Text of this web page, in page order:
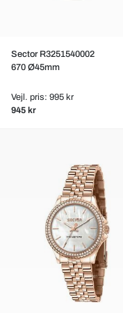
Sector R3251540002
670 Ø45mm
Vejl. pris: 995 kr
945 kr